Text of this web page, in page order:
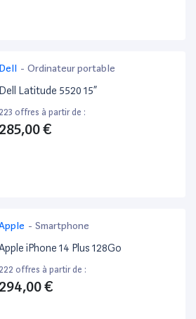
Dell - Ordinateur portable
Dell Latitude 5520 15”
offres à partir de :
285,00 €
- Smartphone
iPhone 14 Plus 128Go
offres à partir de :
294,00 €